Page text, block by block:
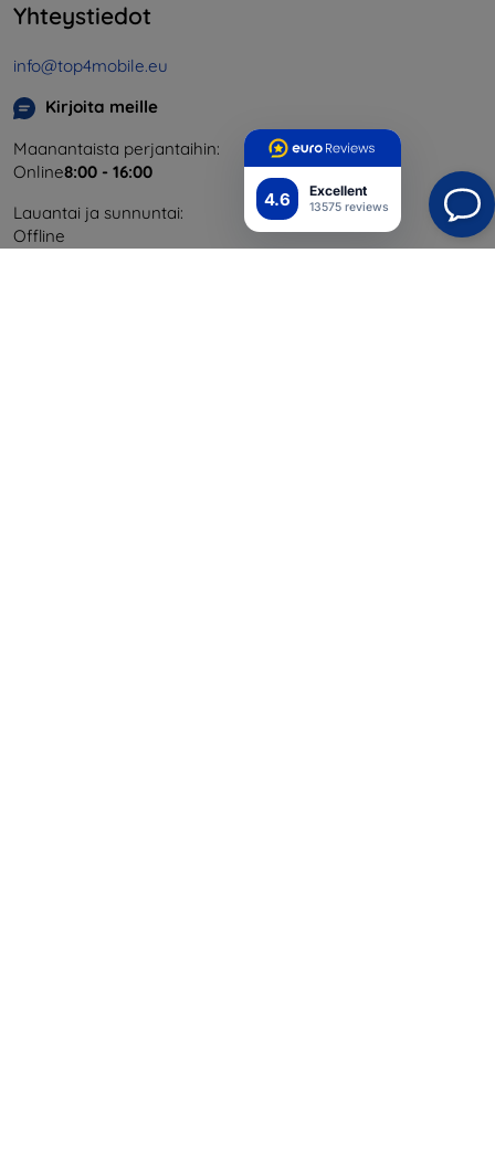
4.6 Excellent
13575 reviews
Yhteystiedot
info@top4mobile.eu
Kirjoita meille
Maanantaista perjantaihin:
Online8:00 - 16:00
Lauantai ja sunnuntai:
Offline